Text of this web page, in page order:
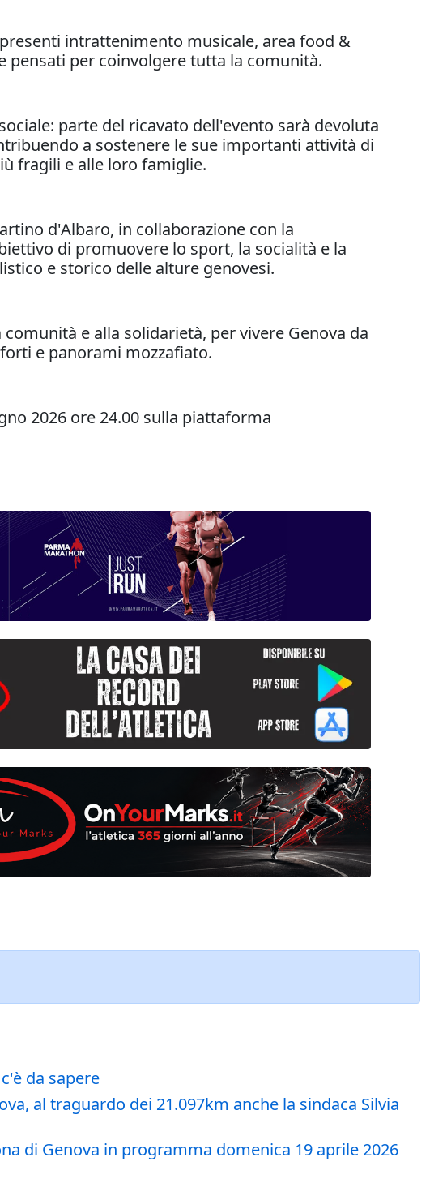
intrattenimento musicale, area food &
pensati per coinvolgere tutta la comunità.
parte del ricavato dell'evento sarà devoluta
a sostenere le sue importanti attività di
fragili e alle loro famiglie.
d'Albaro, in collaborazione con la
di promuovere lo sport, la socialità e la
e storico delle alture genovesi.
e alla solidarietà, per vivere Genova da
e panorami mozzafiato.
2026 ore 24.00 sulla piattaforma
da sapere
al traguardo dei 21.097km anche la sindaca Silvia
di Genova in programma domenica 19 aprile 2026